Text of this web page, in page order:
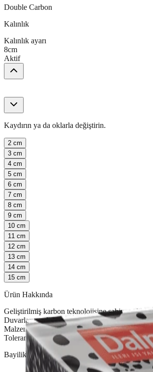
Double Carbon
Kalınlık
Kalınlık ayarı
8cm
Aktif
Kaydırın ya da oklarla değiştirin.
2 cm
3 cm
4 cm
5 cm
6 cm
7 cm
8 cm
9 cm
10 cm
11 cm
12 cm
13 cm
14 cm
15 cm
Ürün Hakkında
Geliştirilmiş karbon teknolojisine sahip,
Duvarların çalışmasından kaynaklı çatlak
Malzeme Tipi Polistiren Isı İletkenlik
Toleransı ±1 mm Su Buharı Difüzyon Direnci
Bayilikler